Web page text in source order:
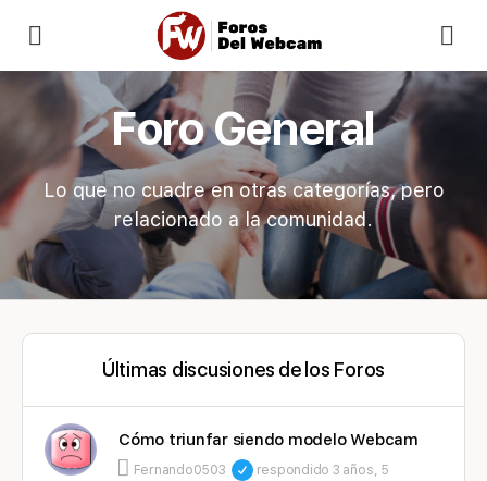
Foro General
Lo que no cuadre en otras categorías, pero
relacionado a la comunidad.
Últimas discusiones de los Foros
Cómo triunfar siendo modelo Webcam
Fernando0503 respondido 3 años, 5